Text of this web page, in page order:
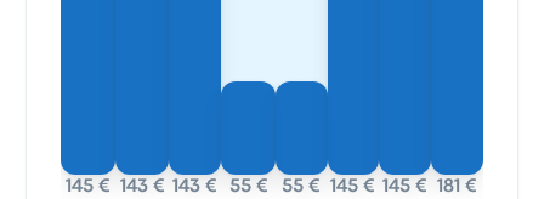
145 € 143 € 143 € 55 € 55 € 145 € 145 € 181 €